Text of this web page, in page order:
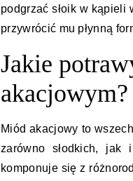
podgrzać słoik w kąpieli
przywrócić mu płynną
Jakie
akacjowym?
Miód akacjowy to
zarówno słodkich, jak
komponuje się z